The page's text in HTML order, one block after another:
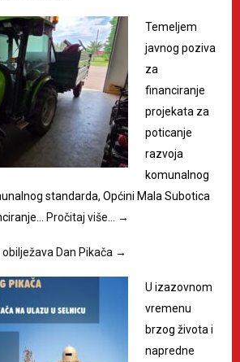
Temeljem
javnog poziva
za
financiranje
projekata za
poticanje
razvoja
komunalnog
standarda, Općini Mala Subotica
Pročitaj više… →
obilježava Dan Pikača →
U izazovnom
vremenu
brzog života i
napredne